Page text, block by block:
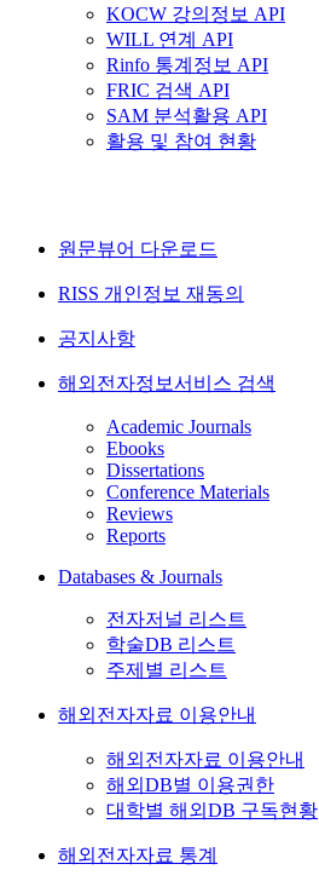
KOCW 강의정보 API
WILL 연계 API
Rinfo 통계정보 API
FRIC 검색 API
SAM 분석활용 API
활용 및 참여 현황
원문뷰어 다운로드
RISS 개인정보 재동의
공지사항
해외전자정보서비스 검색
Academic Journals
Ebooks
Dissertations
Conference Materials
Reviews
Reports
Databases & Journals
전자저널 리스트
학술DB 리스트
주제별 리스트
해외전자자료 이용안내
해외전자자료 이용안내
해외DB별 이용권한
대학별 해외DB 구독현황
해외전자자료 통계